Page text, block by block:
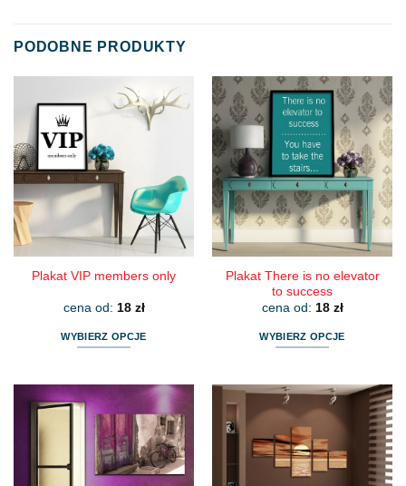
PODOBNE PRODUKTY
Plakat VIP members only
cena od: 18 zł
WYBIERZ OPCJE
ma
wiele
wariantów.
Opcje
można
Plakat There is no elevator
to success
cena od: 18 zł
WYBIERZ OPCJE
ma
wiele
wariantów.
Opcje
można